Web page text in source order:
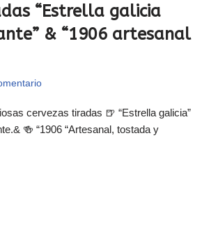
“Estrella galicia
& “1906 artesanal
cervezas tiradas 🍺 “Estrella galicia”
🍻 “1906 “Artesanal, tostada y